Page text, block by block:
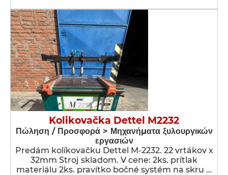
Kolikovačka Dettel M2232
Πώληση / Προσφορά > Μηχανήματα ξυλουργικών
εργασιών
Predám kolíkovačku Dettel M-2232. 22 vrtákov x
32mm Stroj skladom. V cene: 2ks. prítlak
materiálu 2ks. pravítko bočné systém na skru …